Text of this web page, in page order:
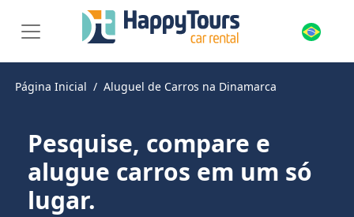
Página Inicial Aluguel de Carros na Dinamarca
Pesquise, compare e
alugue carros em um só
lugar.